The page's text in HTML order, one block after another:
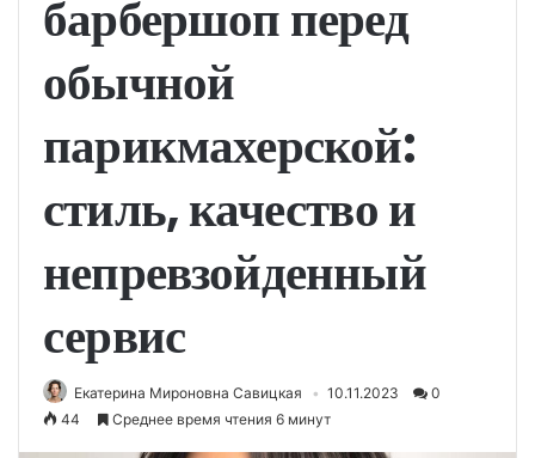
барбершоп перед
обычной
парикмахерской:
стиль, качество и
непревзойденный
сервис
Екатерина Мироновна Савицкая 10.11.2023
0
44
Среднее время чтения 6 минут